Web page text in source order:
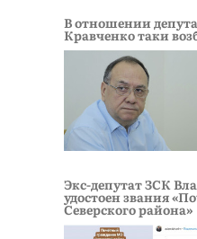
В отношении
Кравченко таки
Экс-депутат ЗСК
удостоен звания
Северского района»